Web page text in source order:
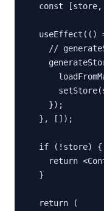
const
useEffect(()
//
    });
  }, []);
  if (!store) {
return
  }
  return (